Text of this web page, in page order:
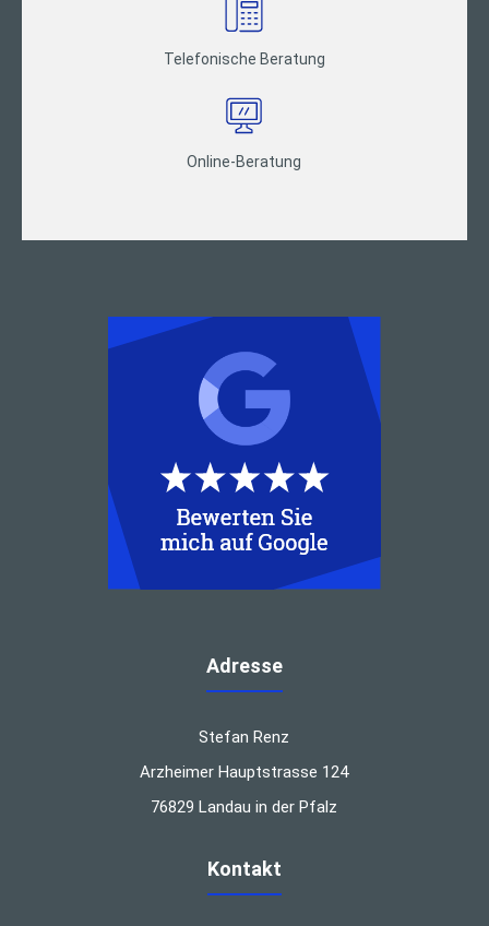
Telefonische Beratung
Online-Beratung
Adresse
Stefan Renz
Arzheimer Hauptstrasse 124
76829 Landau in der Pfalz
Kontakt